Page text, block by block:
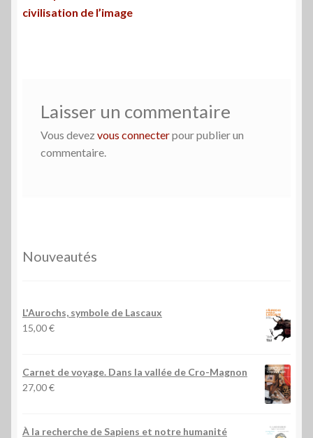
deprécédent :
civilisation de l’image
Laisser un commentaire
Vous devez vous connecterpour publier un
commentaire.
Nouveautés
L'Aurochs, symbole de Lascaux
15,00€
Carnet de voyage. Dans la vallée de Cro-Magnon
27,00€
À la recherche de Sapiens et notre humanité